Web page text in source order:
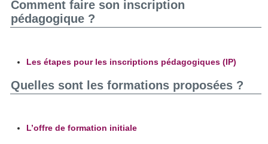
Comment faire son inscription
pédagogique ?
Les étapes pour les inscriptions pédagogiques (IP)
Quelles sont les formations proposées ?
L’offre de formation initiale